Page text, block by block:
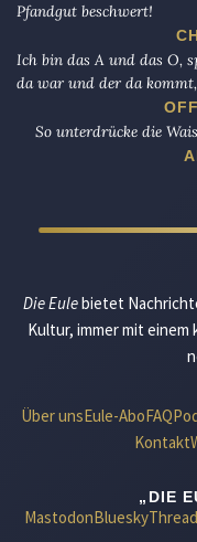
Pfandgut beschwert!
Ich bin das A und das O,
da war und der da
So unterdrücke die
Die Eulebietet
Kultur, immer mit
Über unsEule-AboFAQ
Kontakt
„DIE
MastodonBluesky